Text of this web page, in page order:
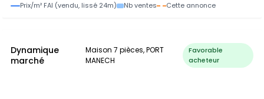
Prix/m² FAI (vendu, lissé 24m) Nb ventes Cette annonce
Dynamique
marché
Maison 7 pièces, PORT
MANECH
Favorable
acheteur